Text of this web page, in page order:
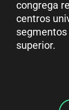
congrega
centros
superior.